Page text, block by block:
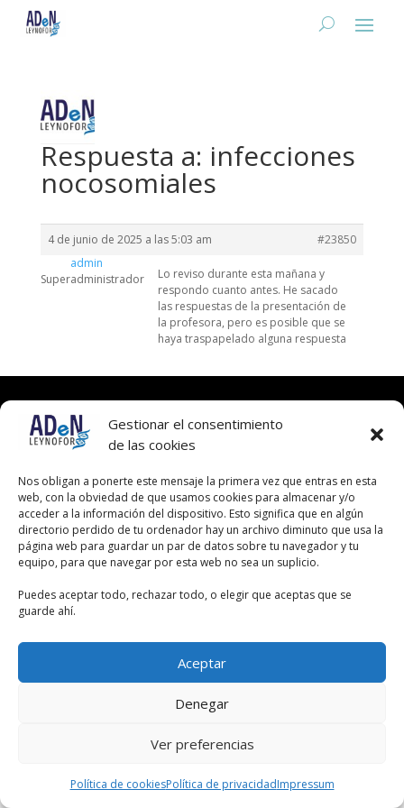
Gestionar el consentimiento
de las cookies
Nos obligan a ponerte este mensaje la primera vez que entras en esta
web, con la obviedad de que usamos cookies para almacenar y/o
acceder a la información del dispositivo. Esto significa que en algún
directorio perdido de tu ordenador hay un archivo diminuto que usa la
página web para guardar un par de datos sobre tu navegador y tu
equipo, para que navegar por esta web no sea un suplicio.
Puedes aceptar todo, rechazar todo, o elegir que aceptas que se
guarde ahí.
Aceptar
Denegar
Ver preferencias
Política de cookiesPolítica de privacidadImpressum
Respuesta a: infecciones
nocosomiales
4 de junio de 2025 a las 5:03 am
#23850
admin
Superadministrador
Lo reviso durante esta mañana y
respondo cuanto antes. He sacado
las respuestas de la presentación de
la profesora, pero es posible que se
haya traspapelado alguna respuesta